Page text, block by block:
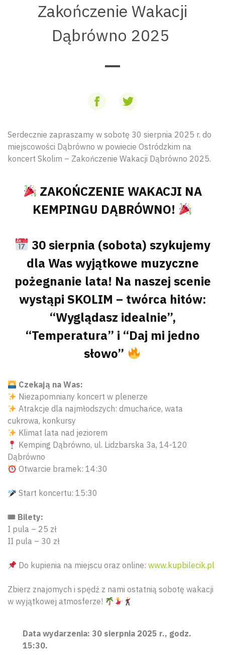
Zakończenie Wakacji
Dąbrówno 2025
Serdecznie zapraszamy w sobotę 30 sierpnia 2025 r. do
miejscowości Dąbrówno w powiecie Ostródzkim na
koncert Skolim – Zakończenie Wakacji Dąbrówno 2025.
ZAKOŃCZENIE WAKACJI NA
KEMPINGU DĄBRÓWNO!
30 sierpnia (sobota) szykujemy
dla Was wyjątkowe muzyczne
pożegnanie lata! Na naszej scenie
wystąpi SKOLIM – twórca hitów:
“Wyglądasz idealnie”,
“Temperatura” i “Daj mi jedno
słowo”
Czekają na Was:
Niezapomniany koncert w plenerze
Atrakcje dla najmłodszych: dmuchańce, wata
cukrowa, konkursy
Klimat lata nad jeziorem
Kemping Dąbrówno, ul. Lidzbarska 3a, 14-120
Dąbrówno
Otwarcie bramek: 14:30
Start koncertu: 15:30
🎟 Bilety:
I pula – 25 zł
II pula – 30 zł
Do kupienia na miejscu oraz online:www.kupbilecik.pl
Zbierz znajomych i spędź z nami ostatnią sobotę wakacji
w wyjątkowej atmosferze!
Data wydarzenia: 30 sierpnia 2025 r., godz.
15:30.